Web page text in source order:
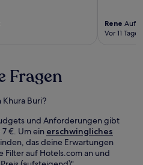
Rene
Vor 11
Fragen
Buri?
und Anforderungen gibt
7 €. Um ein erschwingliches
das deine Erwartungen
auf Hotels.com an und